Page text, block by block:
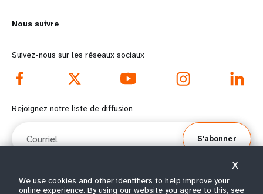
o
r
e
f
o
t
d
o
t
e
Nous suivre
Suivez-nous sur les réseaux sociaux
Rejoignez notre liste de diffusion
S'abonner
We use cookies and other identifiers to help improve your
online experience. By using our website you agree to this, see
X